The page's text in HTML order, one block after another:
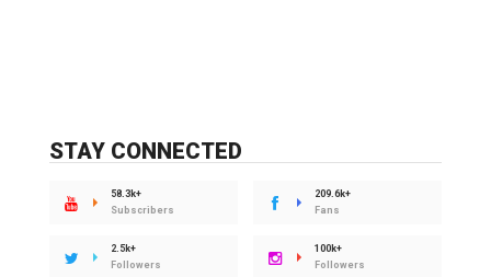
STAY CONNECTED
58.3k+
Subscribers
209.6k+
Fans
2.5k+
Followers
100k+
Followers